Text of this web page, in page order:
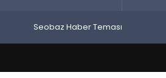
Seobaz Haber Teması